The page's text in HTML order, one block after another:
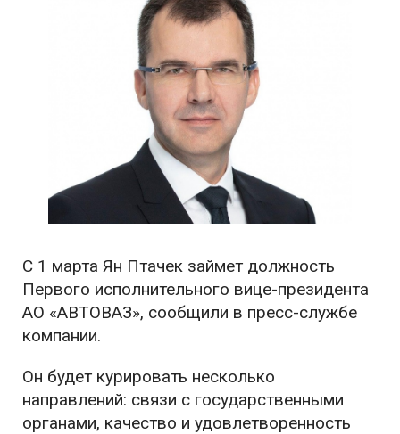
С 1 марта Ян Птачек займет должность
Первого исполнительного вице-президента
АО «АВТОВАЗ», сообщили в пресс-службе
компании.
Он будет курировать несколько
направлений: связи с государственными
органами, качество и удовлетворенность